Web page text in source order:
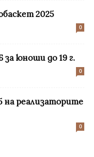
2025
0
юноши до 19 г.
0
на реализаторите
0